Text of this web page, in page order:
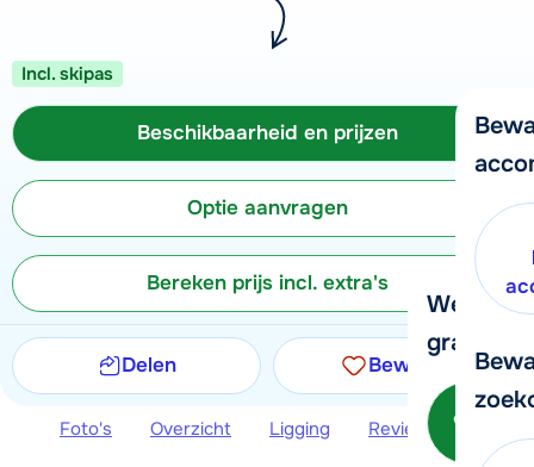
We
graag
Bel
Incl. skipas
Beschikbaarheid en prijzen
Optie aanvragen
Bereken prijs incl. extra's
Delen Bewaren
Foto's Overzicht Ligging Reviews